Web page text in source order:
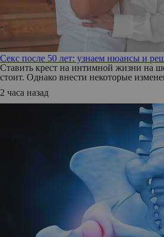
Секс после 50 лет: узнаем нюансы и
Ставить крест на интимной жизни на
стоит. Однако внести некоторые
2 часа назад